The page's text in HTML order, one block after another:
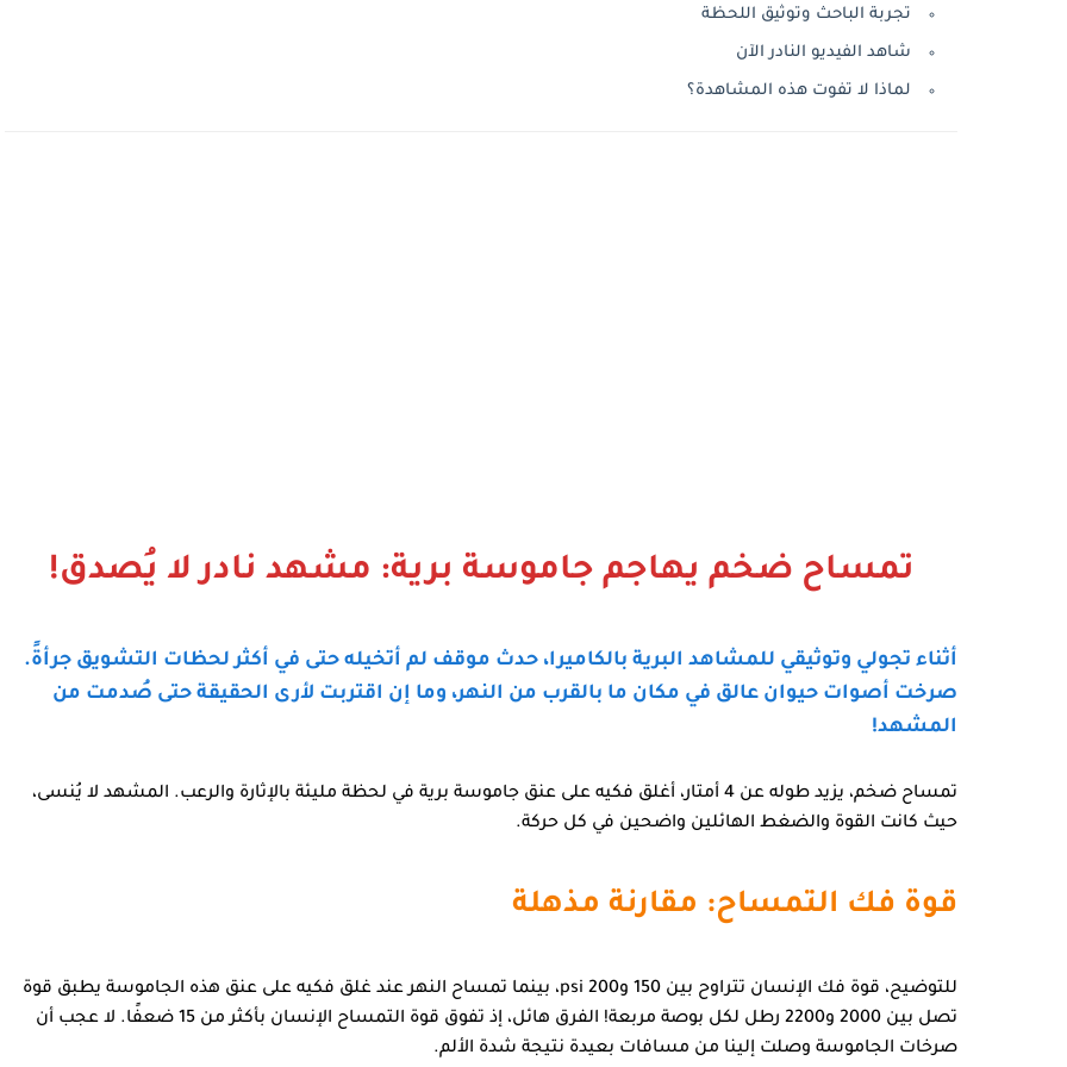
تجربة الباحث وتوثيق اللحظة
شاهد الفيديو النادر الآن
لماذا لا تفوت هذه المشاهدة؟
تمساح ضخم يهاجم جاموسة برية: مشهد نادر لا يُصدق!
أثناء تجولي وتوثيقي للمشاهد البرية بالكاميرا، حدث موقف لم أتخيله حتى في أكثر لحظات التشويق جرأةً.
صرخت أصوات حيوان عالق في مكان ما بالقرب من النهر، وما إن اقتربت لأرى الحقيقة حتى صُدمت من
المشهد!
تمساح ضخم، يزيد طوله عن 4 أمتار
، أغلق فكيه على عنق جاموسة برية في لحظة مليئة بالإثارة والرعب. المشهد لا يُنسى،
حيث كانت القوة والضغط الهائلين واضحين في كل حركة.
قوة فك التمساح: مقارنة مذهلة
للتوضيح، قوة فك الإنسان تتراوح بين 150 و200 psi
، بينما تمساح النهر عند غلق فكيه على عنق هذه الجاموسة يطبق قوة
تصل بين 2000 و2200 رطل لكل بوصة مربعة ! الفرق هائل، إذ تفوق قوة التمساح الإنسان بأكثر من 15 ضعفًا
. لا عجب أن
صرخات الجاموسة وصلت إلينا من مسافات بعيدة نتيجة شدة الألم.